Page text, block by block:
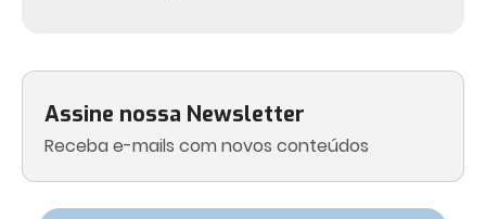
Assine nossa Newsletter
Receba e-mails com novos conteúdos